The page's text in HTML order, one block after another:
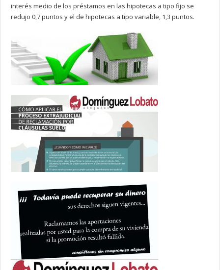
interés medio de los préstamos en las hipotecas a tipo fijo se
redujo 0,7 puntos y el de hipotecas a tipo variable, 1,3 puntos.